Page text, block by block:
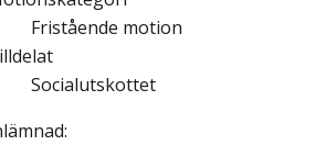
Fristående motion
Socialutskottet
: